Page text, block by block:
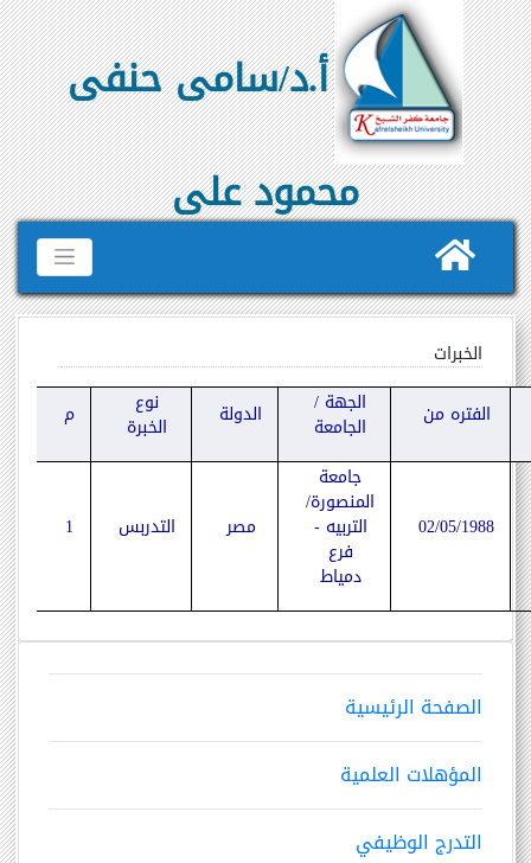
أ.د/سامى حنفى
محمود على
الصفحة الرئيسية
المؤهلات العلمية
التدرج الوظيفي
الخبرات
الفتره من
الجهة /
الجامعة الدولة نوع
الخبرة م
02/05/1988
جامعة
المنصورة/
التربيه -
فرع
دمياط
مصر التدربس 1